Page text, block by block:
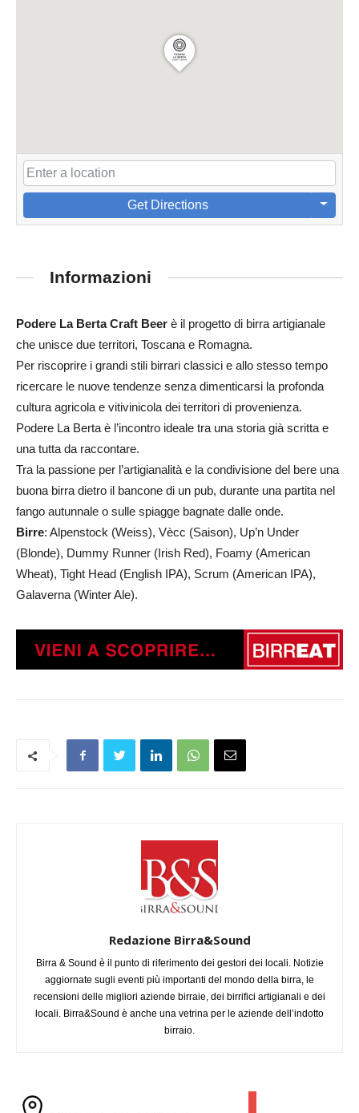
Get Directions
Informazioni
Podere La Berta Craft Beer è il progetto di birra artigianale
che unisce due territori, Toscana e Romagna.
Per riscoprire i grandi stili birrari classici e allo stesso tempo
ricercare le nuove tendenze senza dimenticarsi la profonda
cultura agricola e vitivinicola dei territori di provenienza.
Podere La Berta è l’incontro ideale tra una storia già scritta e
una tutta da raccontare.
Tra la passione per l’artigianalità e la condivisione del bere una
buona birra dietro il bancone di un pub, durante una partita nel
fango autunnale o sulle spiagge bagnate dalle onde.
Birre: Alpenstock (Weiss), Vècc (Saison), Up’n Under
(Blonde), Dummy Runner (Irish Red), Foamy (American
Wheat), Tight Head (English IPA), Scrum (American IPA),
Galaverna (Winter Ale).
Redazione Birra&Sound
Birra & Sound è il punto di riferimento dei gestori dei locali. Notizie
aggiornate sugli eventi più importanti del mondo della birra, le
recensioni delle migliori aziende birraie, dei birrifici artigianali e dei
locali. Birra&Sound è anche una vetrina per le aziende dell’indotto
birraio.